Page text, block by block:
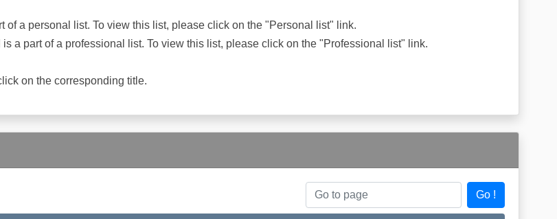
of a personal list. To view this list, please click on the "Personal list" link.
is a part of a professional list. To view this list, please click on the "Professional list" link.
on the corresponding title.
Go to page Go !